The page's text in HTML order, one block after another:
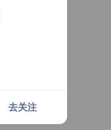
去关注